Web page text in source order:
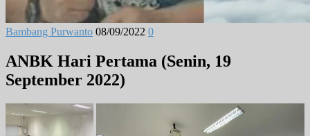
Bambang Purwanto 08/09/2022 0
ANBK Hari Pertama (Senin, 19
September 2022)